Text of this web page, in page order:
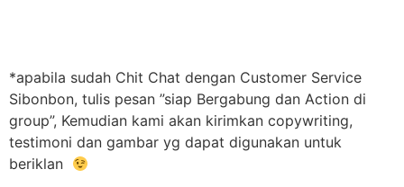
*apabila sudah Chit Chat dengan Customer Service
Sibonbon, tulis pesan ”siap Bergabung dan Action di
group”, Kemudian kami akan kirimkan copywriting,
testimoni dan gambar yg dapat digunakan untuk
beriklan